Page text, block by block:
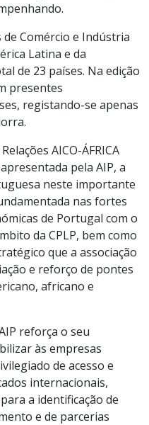
de Comércio e Indústria
Latina e da
de 23 países. Na edição
presentes
registando-se apenas
AICO-ÁFRICA
pela AIP, a
neste importante
nas fortes
de Portugal com o
da CPLP, bem como
que a associação
e reforço de pontes
africano e
reforça o seu
às empresas
de acesso e
internacionais,
a identificação de
e de parcerias